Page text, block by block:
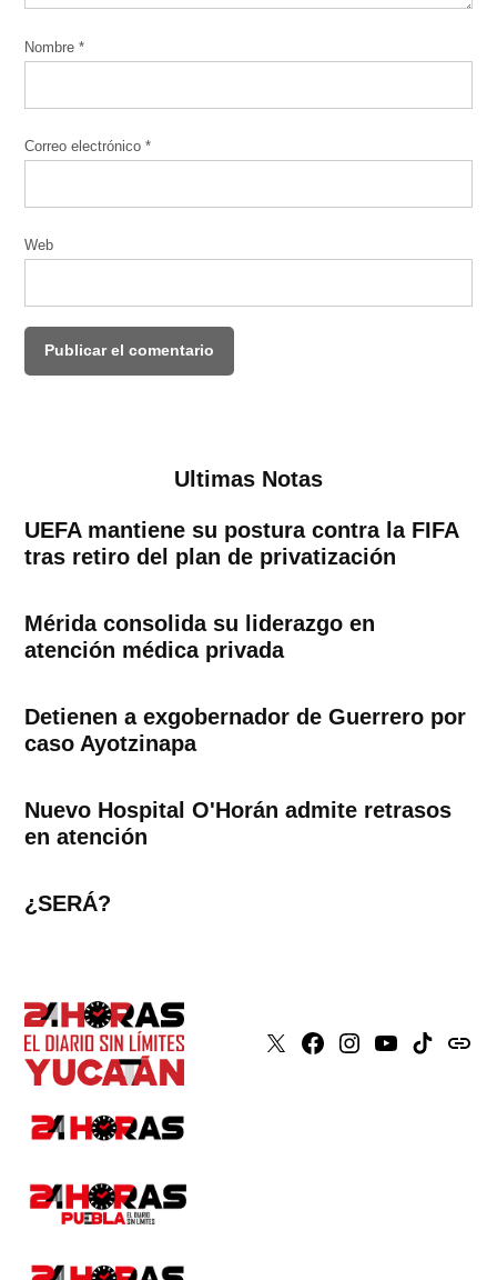
Nombre*
Correo electrónico*
Web
Ultimas Notas
UEFA mantiene su postura contra la FIFA
tras retiro del plan de privatización
Mérida consolida su liderazgo en
atención médica privada
Detienen a exgobernador de Guerrero por
caso Ayotzinapa
Nuevo Hospital O'Horán admite retrasos
en atención
¿SERÁ?
X Faceboook
Instagram
YoutubeTiktokissuu